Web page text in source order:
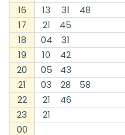
16
13 31
48
17
21
45
18
04
31
19
10
42
20
05
43
21
03 28
58
22
21
46
23
21
00